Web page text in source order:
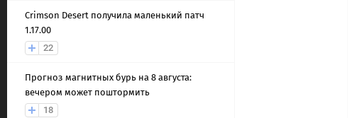
Crimson Desert получила маленький патч
1.17.00
22
Прогноз магнитных бурь на 8 августа:
вечером может поштормить
18